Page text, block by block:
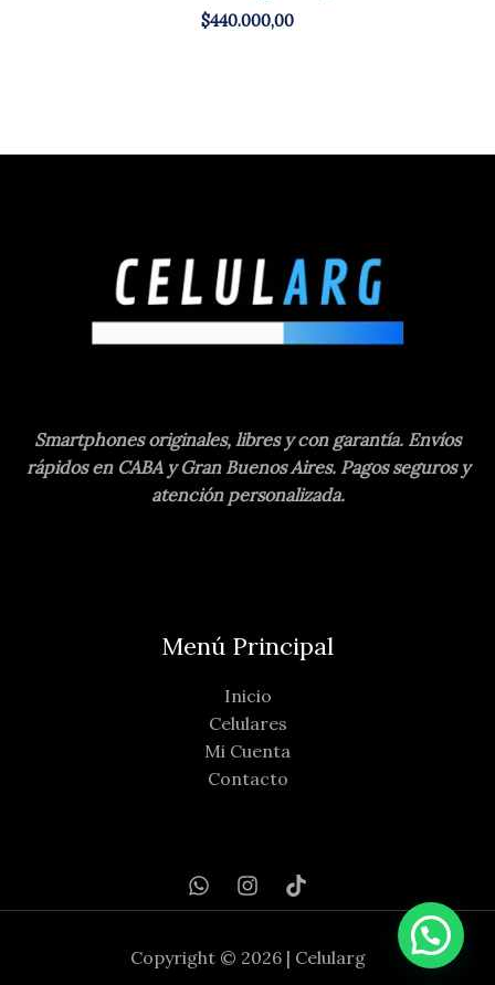
$440.000,00
Smartphones originales, libres y con garantía. Envíos
rápidos en CABA y Gran Buenos Aires. Pagos seguros y
atención personalizada.
Menú Principal
Inicio
Celulares
Mi Cuenta
Contacto
Copyright © 2026 | Celularg